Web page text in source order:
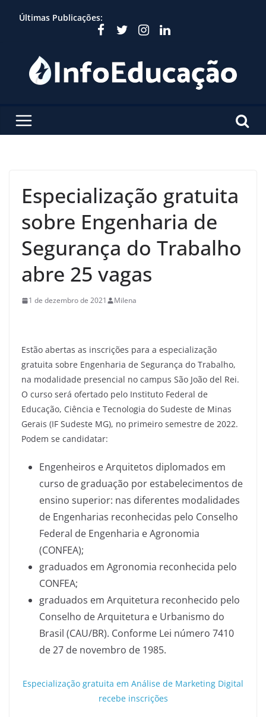
Últimas Publicações:
Especialização gratuita
sobre Engenharia de
Segurança do Trabalho
abre 25 vagas
1 de dezembro de 2021 Milena
Estão abertas as inscrições para a especialização
gratuita sobre Engenharia de Segurança do Trabalho,
na modalidade presencial no campus São João del Rei.
O curso será ofertado pelo Instituto Federal de
Educação, Ciência e Tecnologia do Sudeste de Minas
Gerais (IF Sudeste MG), no primeiro semestre de 2022.
Podem se candidatar:
Engenheiros e Arquitetos diplomados em
curso de graduação por estabelecimentos de
ensino superior: nas diferentes modalidades
de Engenharias reconhecidas pelo Conselho
Federal de Engenharia e Agronomia
(CONFEA);
graduados em Agronomia reconhecida pelo
CONFEA;
graduados em Arquitetura reconhecido pelo
Conselho de Arquitetura e Urbanismo do
Brasil (CAU/BR). Conforme Lei número 7410
de 27 de novembro de 1985.
Especialização gratuita em Análise de Marketing Digital
recebe inscrições